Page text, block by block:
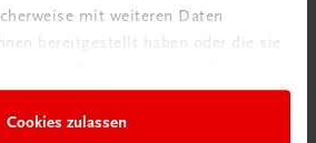
mit weiteren Daten
bereitgestellt haben oder die sie
Cookies zulassen
ganzheitliche Drei-Säulen-Modell.
Seminare, E-Learning und